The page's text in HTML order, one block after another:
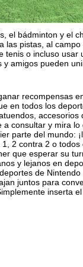
el bádminton y el
pistas, al
o incluso
amigos pueden
recompensas
en todos los
consultar y mira lo
parte del mundo:
2 contra 2 o
que esperar su
y lejanos en
de
juntos para
inserta